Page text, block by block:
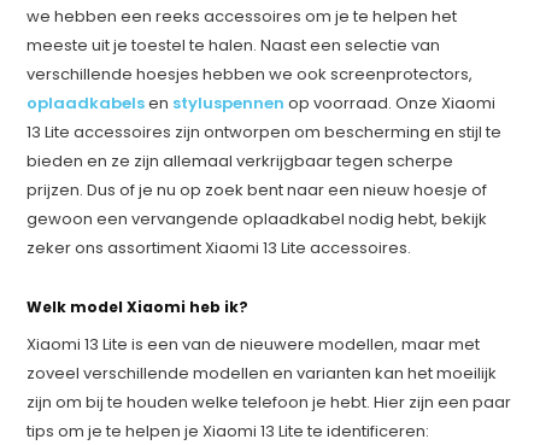
we hebben een reeks accessoires om je te helpen het
meeste uit je toestel te halen. Naast een selectie van
verschillende hoesjes hebben we ook screenprotectors,
oplaadkabelsen styluspennen op voorraad. Onze Xiaomi
13 Lite accessoires zijn ontworpen om bescherming en stijl te
bieden en ze zijn allemaal verkrijgbaar tegen scherpe
prijzen. Dus of je nu op zoek bent naar een nieuw hoesje of
gewoon een vervangende oplaadkabel nodig hebt, bekijk
zeker ons assortiment Xiaomi 13 Lite accessoires.
Welk model Xiaomi heb ik?
Xiaomi 13 Lite is een van de nieuwere modellen, maar met
zoveel verschillende modellen en varianten kan het moeilijk
zijn om bij te houden welke telefoon je hebt. Hier zijn een paar
tips om je te helpen je Xiaomi 13 Lite te identificeren: